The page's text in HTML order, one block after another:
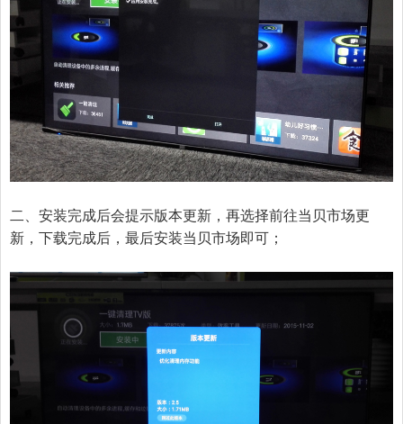
二、安装完成后会提示版本更新，再选择前往当贝市场更
新，下载完成后，最后安装当贝市场即可；